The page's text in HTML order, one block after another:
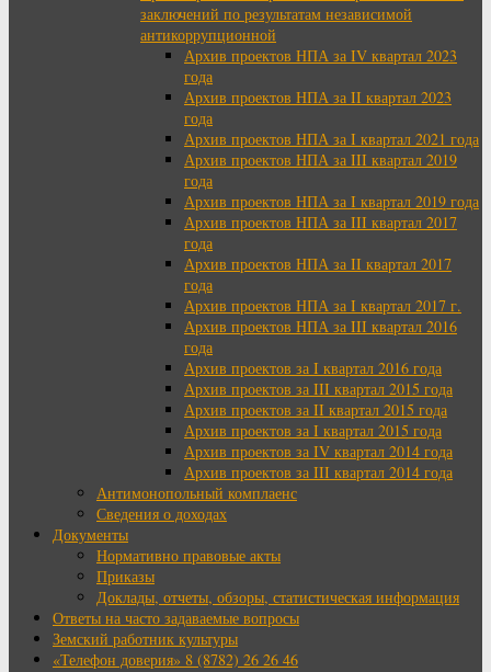
заключений по результатам независимой
антикоррупционной
Архив проектов НПА за IV квартал 2023
года
Архив проектов НПА за II квартал 2023
года
Архив проектов НПА за I квартал 2021 года
Архив проектов НПА за III квартал 2019
года
Архив проектов НПА за I квартал 2019 года
Архив проектов НПА за III квартал 2017
года
Архив проектов НПА за II квартал 2017
года
Архив проектов НПА за I квартал 2017 г.
Архив проектов НПА за III квартал 2016
года
Архив проектов за I квартал 2016 года
Архив проектов за III квартал 2015 года
Архив проектов за II квартал 2015 года
Архив проектов за I квартал 2015 года
Архив проектов за IV квартал 2014 года
Архив проектов за III квартал 2014 года
Антимонопольный комплаенс
Сведения о доходах
Документы
Нормативно правовые акты
Приказы
Доклады, отчеты, обзоры, статистическая информация
Ответы на часто задаваемые вопросы
Земский работник культуры
«Телефон доверия» 8 (8782) 26 26 46